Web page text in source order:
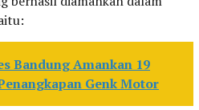
Bandung Amankan 19
Genk Motor